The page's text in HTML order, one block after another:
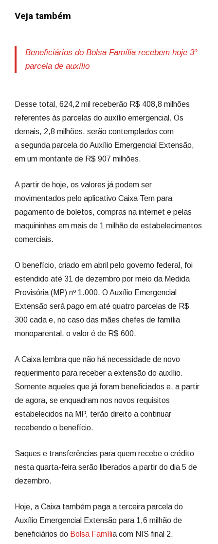
Veja também
Beneficiários do Bolsa Família recebem hoje 3ª
parcela de auxílio
Desse total, 624,2 mil receberão R$ 408,8 milhões
referentes às parcelas do auxílio emergencial. Os
demais, 2,8 milhões, serão contemplados com
a segunda parcela do Auxílio Emergencial Extensão,
em um montante de R$ 907 milhões.
A partir de hoje, os valores já podem ser
movimentados pelo aplicativo Caixa Tem para
pagamento de boletos, compras na internet e pelas
maquininhas em mais de 1 milhão de estabelecimentos
comerciais.
O benefício, criado em abril pelo governo federal, foi
estendido até 31 de dezembro por meio da Medida
Provisória (MP) nº 1.000. O Auxílio Emergencial
Extensão será pago em até quatro parcelas de R$
300 cada e, no caso das mães chefes de família
monoparental, o valor é de R$ 600.
A Caixa lembra que não há necessidade de novo
requerimento para receber a extensão do auxílio.
Somente aqueles que já foram beneficiados e, a partir
de agora, se enquadram nos novos requisitos
estabelecidos na MP, terão direito a continuar
recebendo o benefício.
Saques e transferências para quem recebe o crédito
nesta quarta-feira serão liberados a partir do dia 5 de
dezembro.
Hoje, a Caixa também paga a terceira parcela do
Auxílio Emergencial Extensão para 1,6 milhão de
beneficiários do Bolsa Família com NIS final 2.